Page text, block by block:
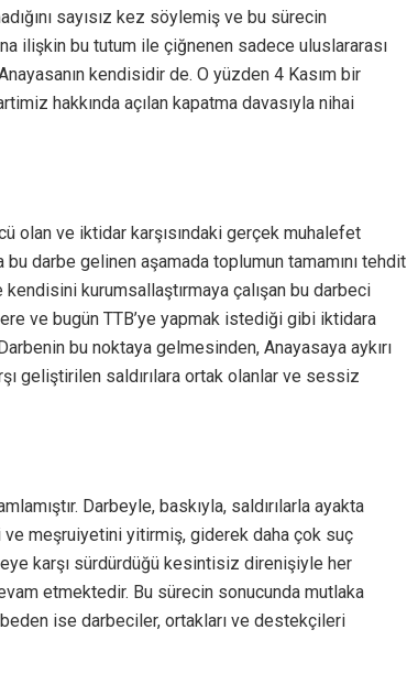
sayısız kez söylemiş ve bu sürecin
ilişkin bu tutum ile çiğnenen sadece uluslararası
kendisidir de. O yüzden 4 Kasım bir
hakkında açılan kapatma davasıyla nihai
olan ve iktidar karşısındaki gerçek muhalefet
darbe gelinen aşamada toplumun tamamını tehdit
kurumsallaştırmaya çalışan bu darbeci
ve bugün TTB’ye yapmak istediği gibi iktidara
bu noktaya gelmesinden, Anayasaya aykırı
geliştirilen saldırılara ortak olanlar ve sessiz
Darbeyle, baskıyla, saldırılarla ayakta
meşruiyetini yitirmiş, giderek daha çok suç
karşı sürdürdüğü kesintisiz direnişiyle her
etmektedir. Bu sürecin sonucunda mutlaka
ise darbeciler, ortakları ve destekçileri